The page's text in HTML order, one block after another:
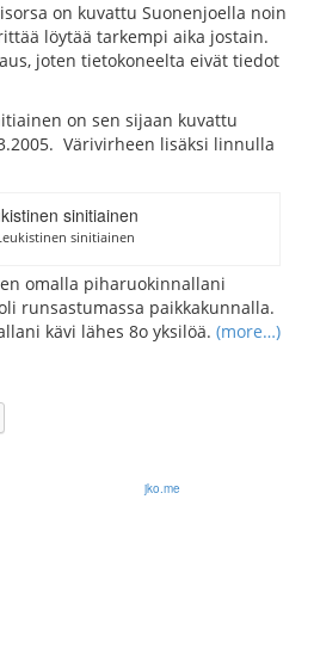
on kuvattu Suonenjoella noin
löytää tarkempi aika jostain.
joten tietokoneelta eivät tiedot
on sen sijaan kuvattu
Värivirheen lisäksi linnulla
sinitiainen
omalla piharuokinnallani
runsastumassa paikkakunnalla.
kävi lähes 8o yksilöä. (more…)
jko.me